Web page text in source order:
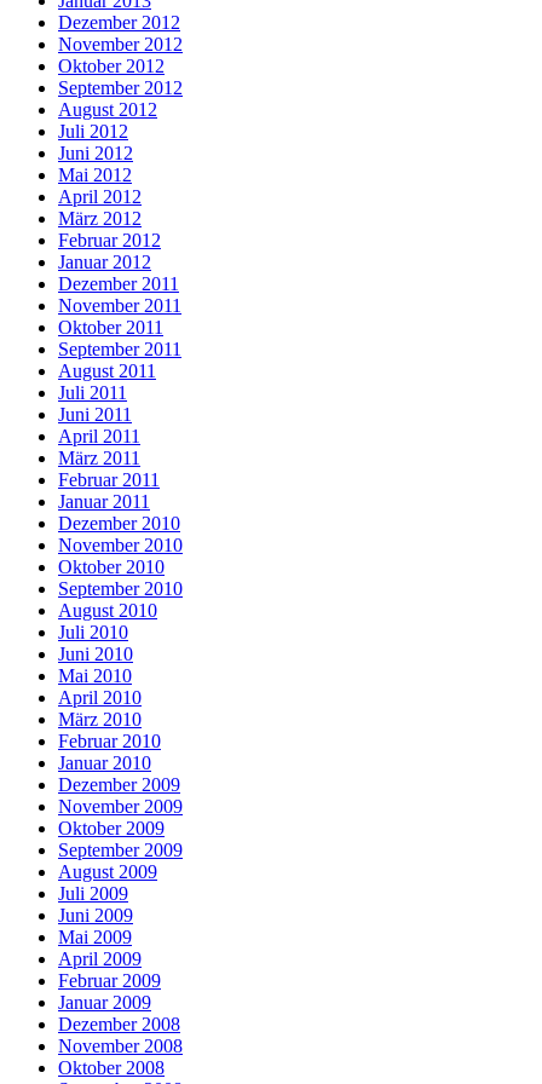
Dezember 2012
November 2012
Oktober 2012
September 2012
August 2012
Juli 2012
Juni 2012
Mai 2012
April 2012
März 2012
Februar 2012
Januar 2012
Dezember 2011
November 2011
Oktober 2011
September 2011
August 2011
Juli 2011
Juni 2011
April 2011
März 2011
Februar 2011
Januar 2011
Dezember 2010
November 2010
Oktober 2010
September 2010
August 2010
Juli 2010
Juni 2010
Mai 2010
April 2010
März 2010
Februar 2010
Januar 2010
Dezember 2009
November 2009
Oktober 2009
September 2009
August 2009
Juli 2009
Juni 2009
Mai 2009
April 2009
Februar 2009
Januar 2009
Dezember 2008
November 2008
Oktober 2008